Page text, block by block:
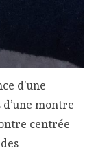
d’une
montre
centrée